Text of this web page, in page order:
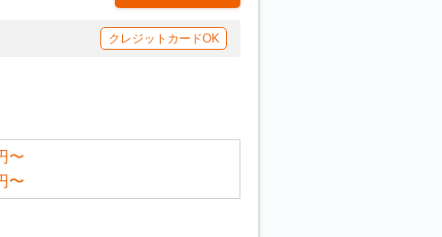
クレジットカードOK
〜
〜